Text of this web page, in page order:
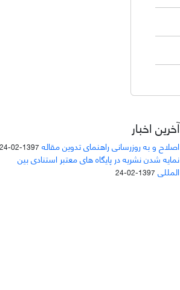
آخرین اخبار
اصلاح و به روزرسانی راهنمای تدوین مقاله 1397-02-24
نمایه شدن نشریه در پایگاه های معتبر استنادی بین
المللی 1397-02-24